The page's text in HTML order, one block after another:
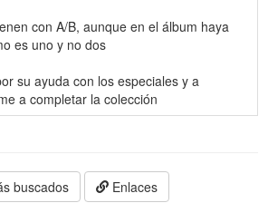
con A/B, aunque en el álbum haya
es uno y no dos
su ayuda con los especiales y a
a completar la colección
buscados Enlaces